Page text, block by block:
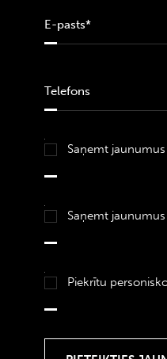
Saņemt
Saņemt
Piekrītu